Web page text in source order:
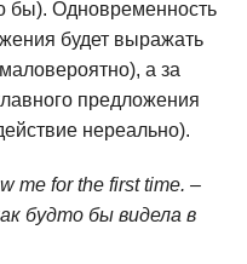
бы). Одновременность
будет выражать
а за
предложения
нереально).
me for the first time. –
будто бы видела в